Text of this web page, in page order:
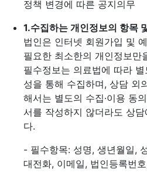
정책 변경에 따른 공지의무
1.수집하는 개인정보의 항목
법인은 인터넷 회원가입 및
필요한 최소한의 개인정보만
필수정보는 의료법에 따라
성을 통해 수집하며, 상담 외
해서는 별도의 수집·이용 동
서를 작성하지 않더라도 상
다.
- 필수항목: 성명, 생년월일,
대전화, 이메일, 법인등록번